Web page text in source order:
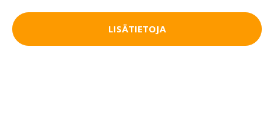
LISÄTIETOJA